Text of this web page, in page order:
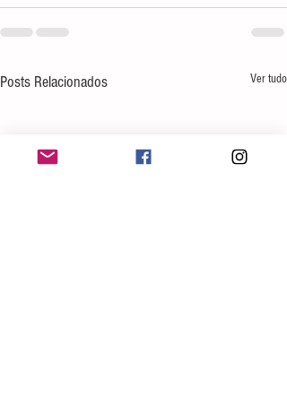
Posts Relacionados Ver tudo